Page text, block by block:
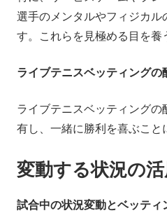
選手のメンタルやフィジカル
す。これらを見極める目を養
ライブテニスベッティングの
ライブテニスベッティング
有し、一緒に勝利を喜ぶこと
変動する状況の
試合中の状況変動とベッティ